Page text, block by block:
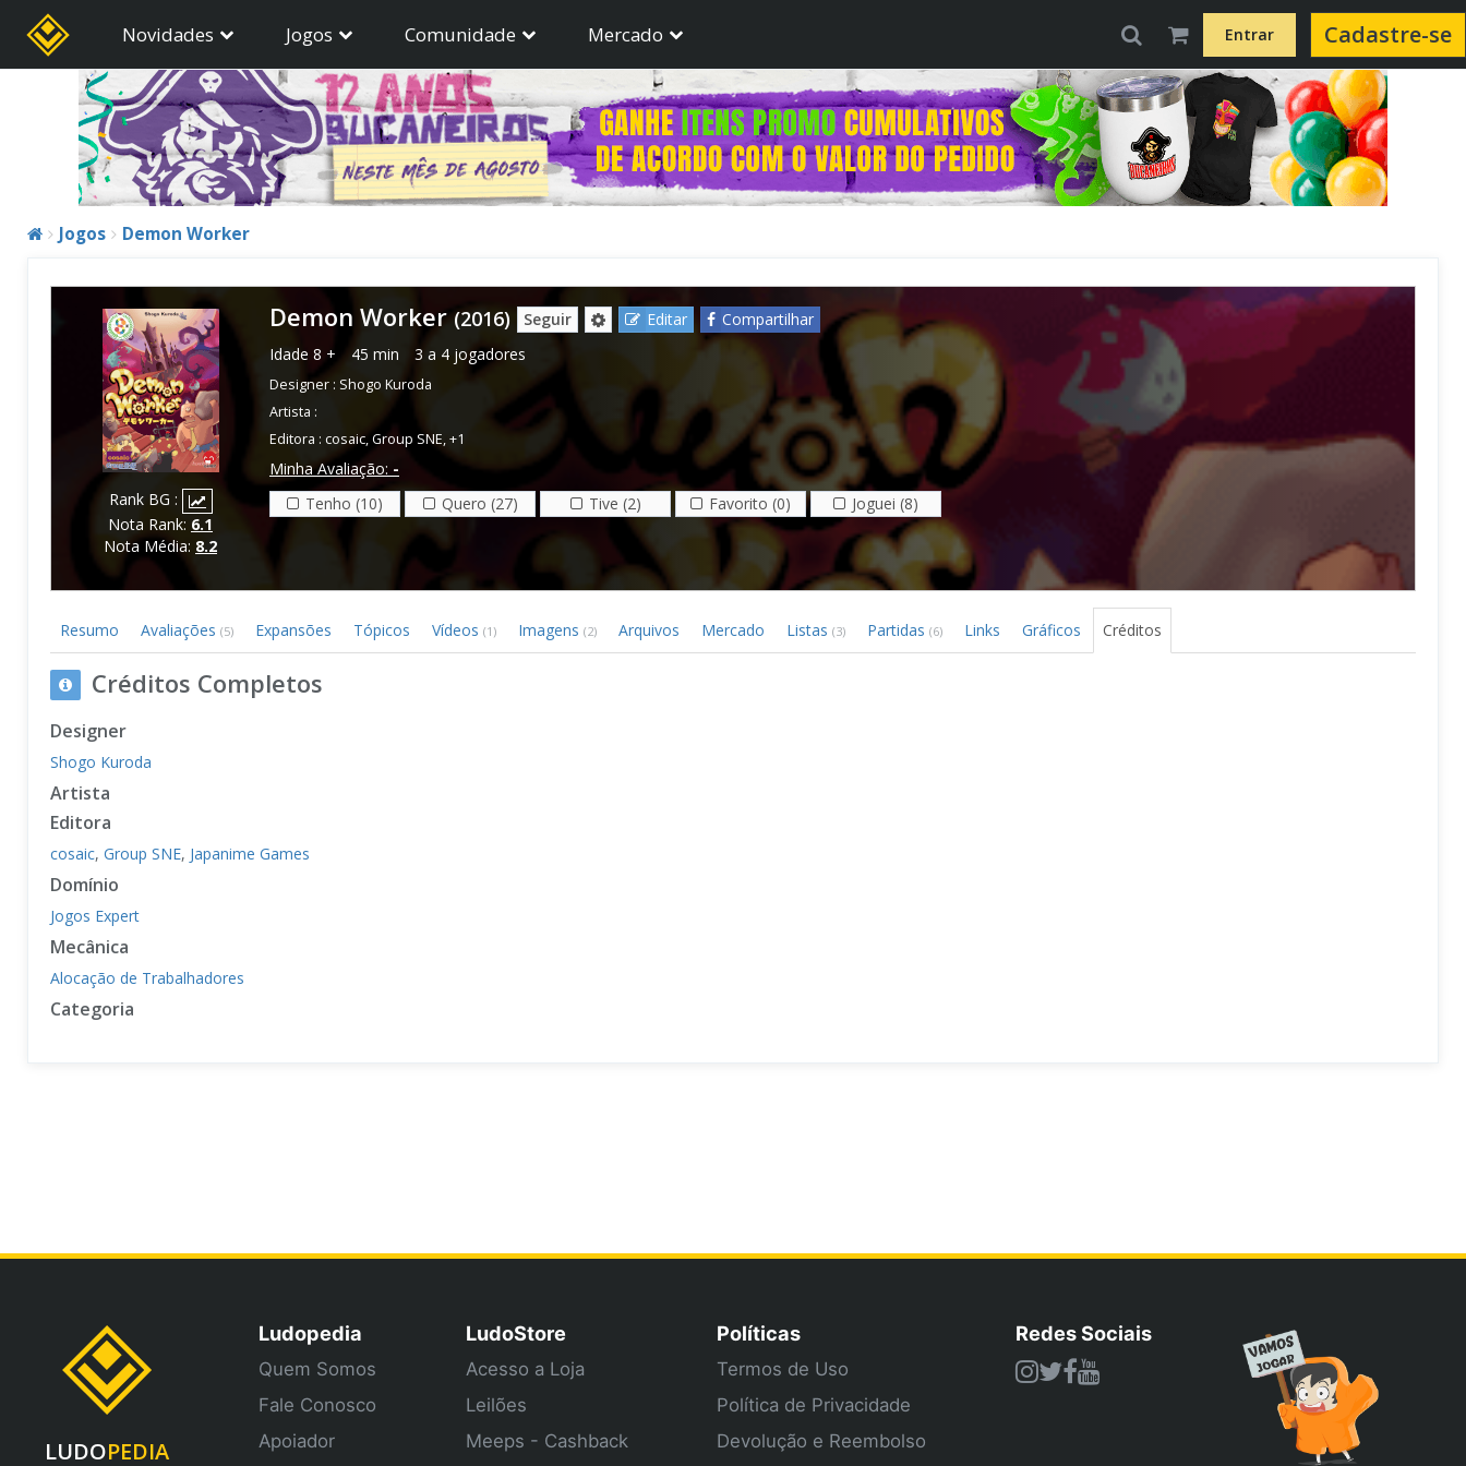
Novidades Jogos Comunidade Mercado Entrar Cadastre-se
Jogos Demon Worker
Rank BG :
Nota Rank: 6.1
Nota Média: 8.2
Demon Worker (2016) Seguir Editar
Compartilhar
Idade 8 + 45 min 3 a 4 jogadores
Designer : Shogo Kuroda
Artista :
Editora : cosaic,Group SNE,+1
Minha Avaliação: -
Tenho (10)
Quero (27) Tive (2) Favorito (0) Joguei (8)
Resumo Avaliações (5) Expansões Tópicos Vídeos (1) Imagens (2) Arquivos Mercado Listas (3) Partidas (6) Links Gráficos Créditos
Créditos Completos
Designer
Shogo Kuroda
Artista
Editora
cosaic, Group SNE, Japanime Games
Domínio
Jogos Expert
Mecânica
Alocação de Trabalhadores
Categoria
LUDOPEDIA
Ludopedia
Quem Somos
Fale Conosco
Apoiador
LudoStore
Acesso a Loja
Leilões
Meeps - Cashback
Políticas
Termos de Uso
Política de Privacidade
Devolução e Reembolso
Redes Sociais